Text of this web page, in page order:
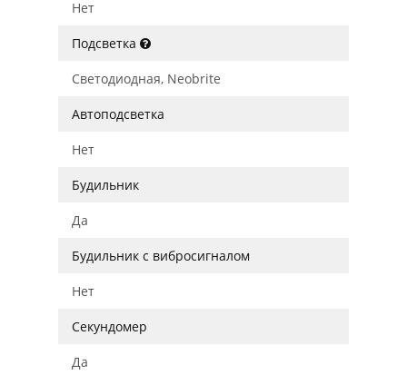
Нет
Подсветка
Светодиодная, Neobrite
Автоподсветка
Нет
Будильник
Да
Будильник с вибросигналом
Нет
Секундомер
Да